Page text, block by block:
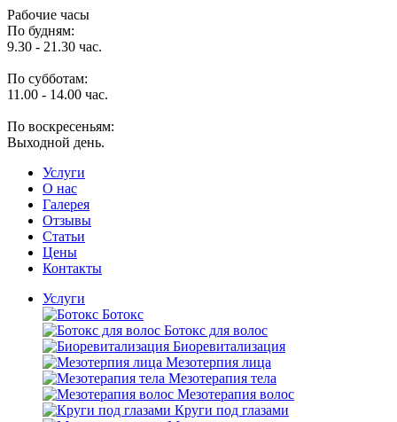
Рабочие часы
По будням:
9.30 - 21.30 час.
По субботам:
11.00 - 14.00 час.
По воскресеньям:
Выходной день.
Услуги
O нас
Галерея
Отзывы
Статьи
Цены
Контакты
Услуги
Ботокс
Ботокс для волос
Биоревитализация
Мезотерпия лица
Мезотерапия тела
Мезотерапия волос
Круги под глазами